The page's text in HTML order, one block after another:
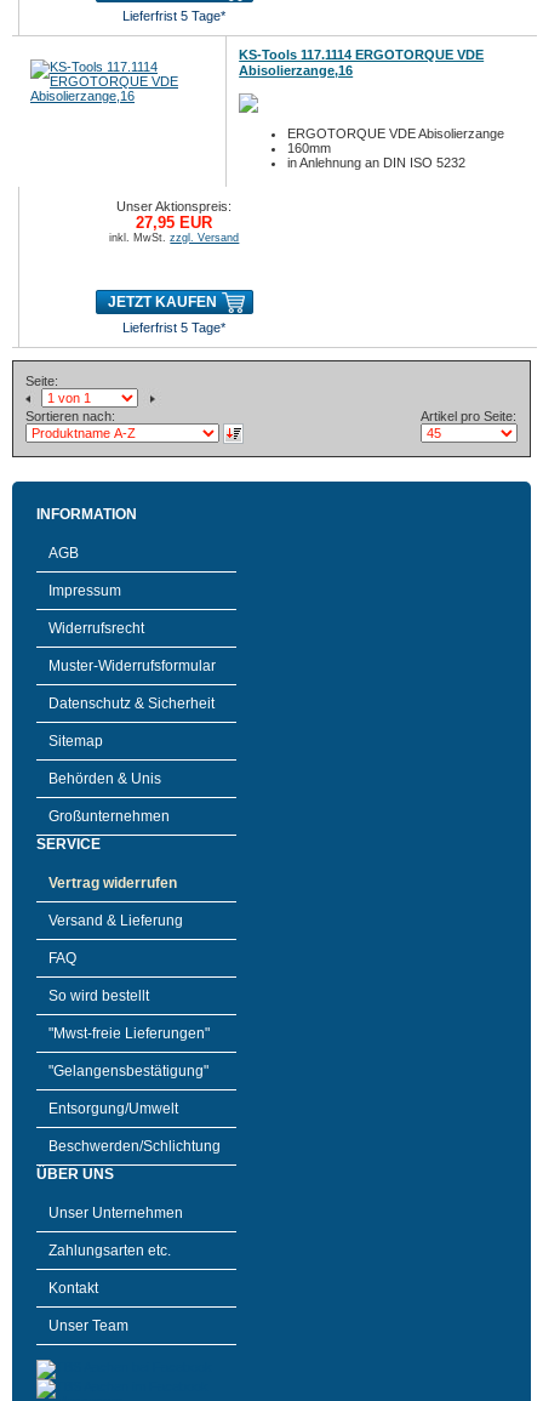
Lieferfrist 5 Tage*
KS-Tools 117.1114 ERGOTORQUE VDE
Abisolierzange,16
ERGOTORQUE VDE Abisolierzange
160mm
in Anlehnung an DIN ISO 5232
Unser Aktionspreis:
27,95 EUR
inkl. MwSt.zzgl. Versand
JETZT KAUFEN
Lieferfrist 5 Tage*
Seite:
Sortieren nach: Artikel pro Seite:
INFORMATION
AGB
Impressum
Widerrufsrecht
Muster-Widerrufsformular
Datenschutz & Sicherheit
Sitemap
Behörden & Unis
Großunternehmen
SERVICE
Vertrag widerrufen
Versand & Lieferung
FAQ
So wird bestellt
"Mwst-freie Lieferungen"
"Gelangensbestätigung"
Entsorgung/Umwelt
Beschwerden/Schlichtung
ÜBER UNS
Unser Unternehmen
Zahlungsarten etc.
Kontakt
Unser Team